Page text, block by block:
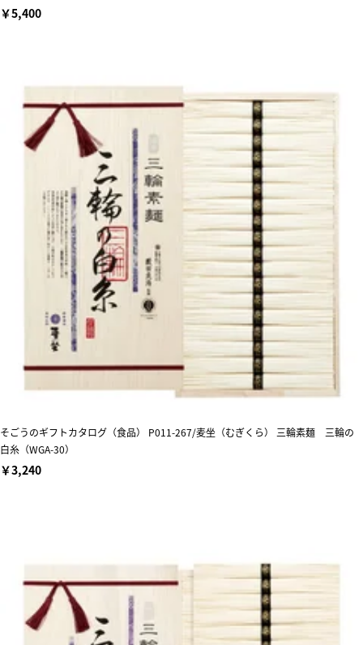
￥5,400
そごうのギフトカタログ（食品） P011-267/麦坐（むぎくら） 三輪素麺 三輪の
白糸（WGA-30）
￥3,240